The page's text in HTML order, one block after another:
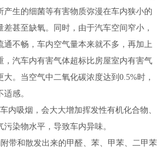
产生的细菌等有害物质弥漫在车内狭小的
甚至缺氧。同时，由于汽车空间窄小，
通不畅，车内空气量本来就不多，再加上
，汽车内有害气体超标比房屋室内有害气
。当空气中二氧化碳浓度达到0.5%时，
感。
内吸烟，会大大增加挥发性有机化合物、
染物水平，导致车内异味。
带和散发出来的甲醛、苯、甲苯、二甲苯